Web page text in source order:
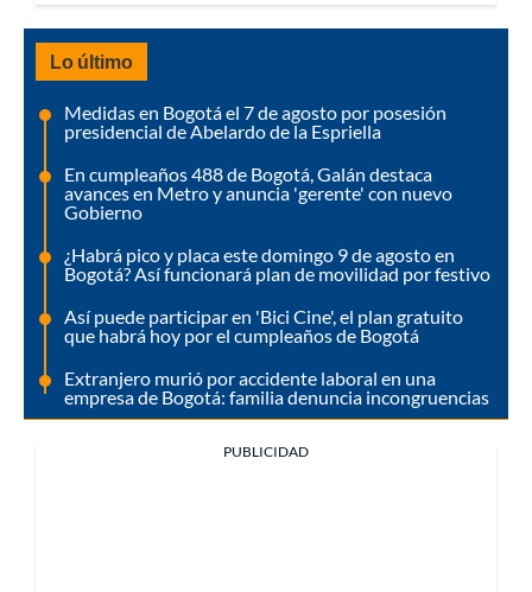
Lo último
Medidas en Bogotá el 7 de agosto por posesión
presidencial de Abelardo de la Espriella
En cumpleaños 488 de Bogotá, Galán destaca
avances en Metro y anuncia 'gerente' con nuevo
Gobierno
¿Habrá pico y placa este domingo 9 de agosto en
Bogotá? Así funcionará plan de movilidad por festivo
Así puede participar en 'Bici Cine', el plan gratuito
que habrá hoy por el cumpleaños de Bogotá
Extranjero murió por accidente laboral en una
empresa de Bogotá: familia denuncia incongruencias
PUBLICIDAD